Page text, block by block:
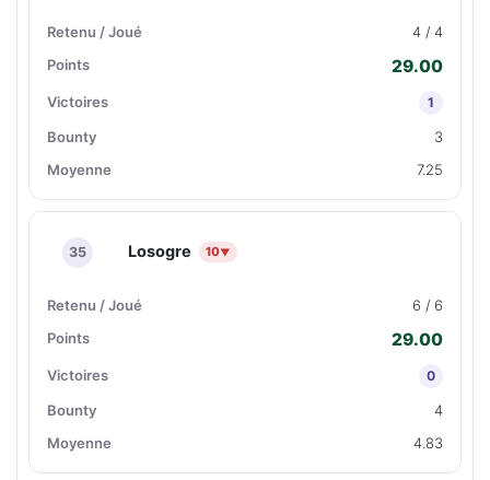
4 / 4
29.00
1
3
7.25
35 Losogre 10▼
6 / 6
29.00
0
4
4.83